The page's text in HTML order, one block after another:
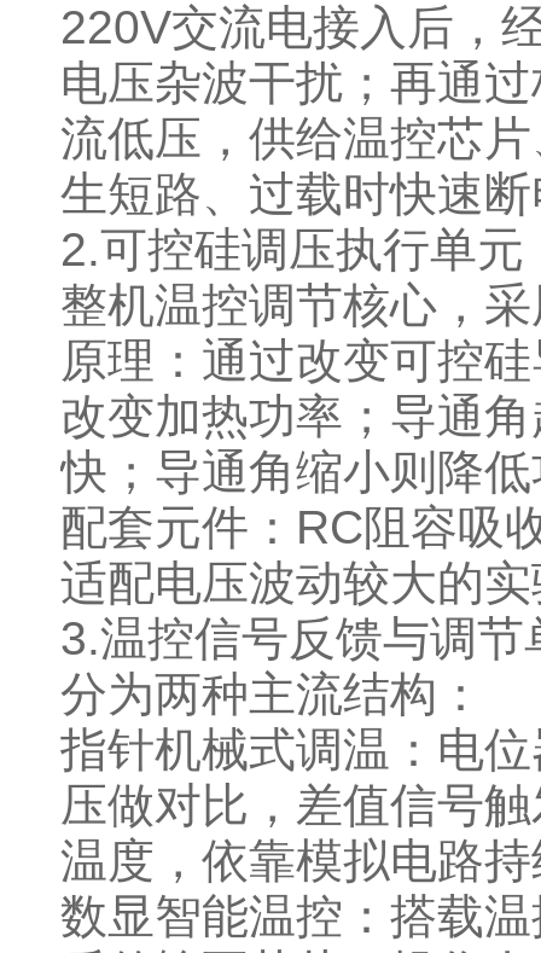
220V交流电接入后，
电压杂波干扰；再通
流低压，供给温控芯
生短路、过载时快速
2.可控硅调压执行单
整机温控调节核心，
原理：通过改变可控
改变加热功率；导通
快；导通角缩小则降
配套元件：RC阻容吸
适配电压波动较大的
3.温控信号反馈与调
分为两种主流结构：
指针机械式调温：电
压做对比，差值信号
温度，依靠模拟电路
数显智能温控：搭载